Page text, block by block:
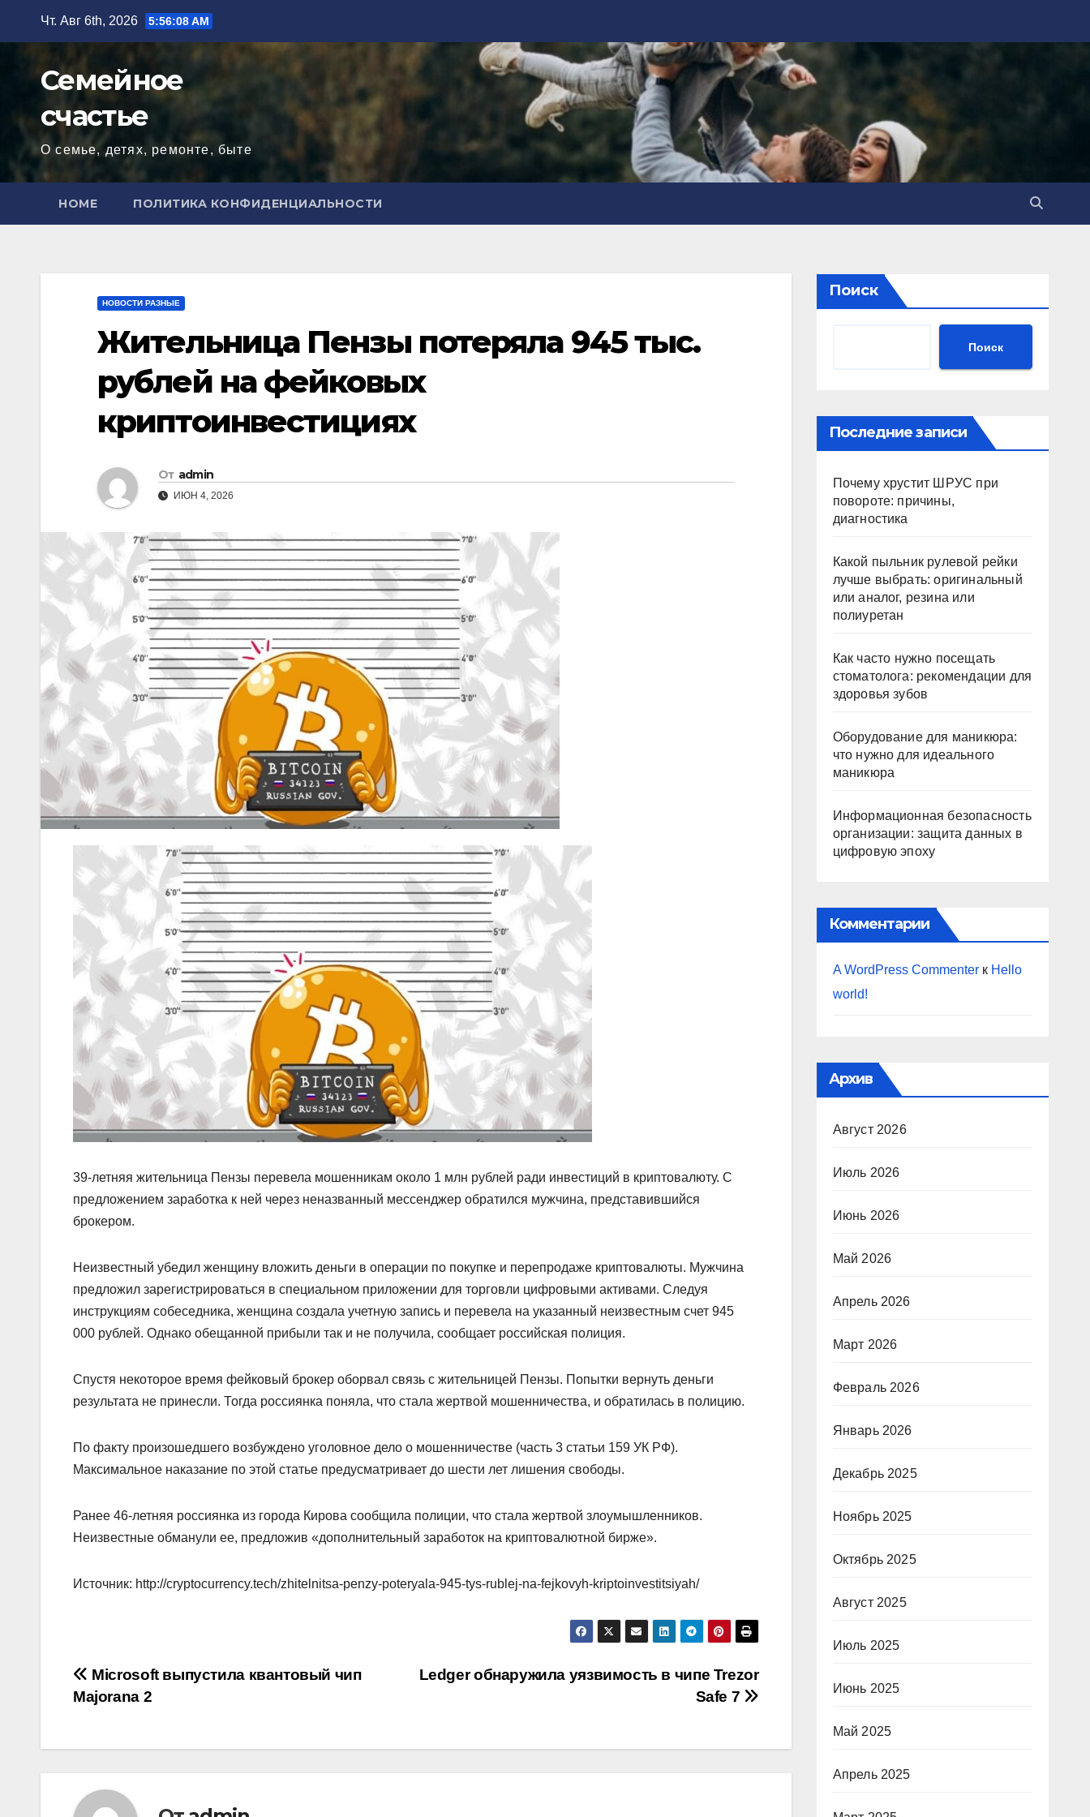
содержимому
Чт. Авг 6th, 2026 5:56:10 AM
Семейное
счастье
О семье, детях, ремонте, быте
HOME ПОЛИТИКА КОНФИДЕНЦИАЛЬНОСТИ
НОВОСТИ РАЗНЫЕ
Жительница Пензы потеряла 945 тыс.
рублей на фейковых
криптоинвестициях
От admin
ИЮН 4, 2026
39-летняя жительница Пензы перевела мошенникам около 1 млн рублей ради инвестиций в криптовалюту. С
предложением заработка к ней через неназванный мессенджер обратился мужчина, представившийся
брокером.
Неизвестный убедил женщину вложить деньги в операции по покупке и перепродаже криптовалюты. Мужчина
предложил зарегистрироваться в специальном приложении для торговли цифровыми активами. Следуя
инструкциям собеседника, женщина создала учетную запись и перевела на указанный неизвестным счет 945
000 рублей. Однако обещанной прибыли так и не получила, сообщает российская полиция.
Спустя некоторое время фейковый брокер оборвал связь с жительницей Пензы. Попытки вернуть деньги
результата не принесли. Тогда россиянка поняла, что стала жертвой мошенничества, и обратилась в полицию.
По факту произошедшего возбуждено уголовное дело о мошенничестве (часть 3 статьи 159 УК РФ).
Максимальное наказание по этой статье предусматривает до шести лет лишения свободы.
Ранее 46‑летняя россиянка из города Кирова сообщила полиции, что стала жертвой злоумышленников.
Неизвестные обманули ее, предложив «дополнительный заработок на криптовалютной бирже».
Источник: http://cryptocurrency.tech/zhitelnitsa-penzy-poteryala-945-tys-rublej-na-fejkovyh-kriptoinvestitsiyah/
Навигация
по
записям
Ledger обнаружила уязвимость в чипе Trezor
Safe 7
Microsoft выпустила квантовый чип
Majorana 2
Поиск
Поиск
Последние записи
Почему хрустит ШРУС при
повороте: причины,
диагностика
Какой пыльник рулевой рейки
лучше выбрать: оригинальный
или аналог, резина или
полиуретан
Как часто нужно посещать
стоматолога: рекомендации для
здоровья зубов
Оборудование для маникюра:
что нужно для идеального
маникюра
Информационная безопасность
организации: защита данных в
цифровую эпоху
Комментарии
A WordPress Commenterк Hello
world!
Архив
Август 2026
Июль 2026
Июнь 2026
Май 2026
Апрель 2026
Март 2026
Февраль 2026
Январь 2026
Декабрь 2025
Ноябрь 2025
Октябрь 2025
Август 2025
Июль 2025
Июнь 2025
Май 2025
Апрель 2025